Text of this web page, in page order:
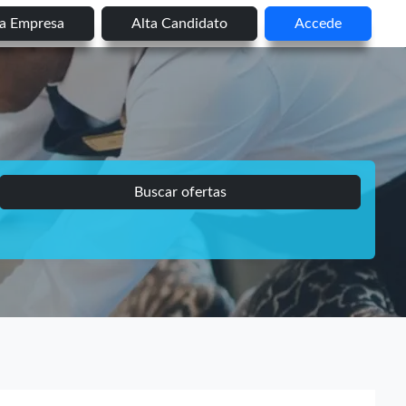
Empresa Alta Candidato Accede
Buscar ofertas